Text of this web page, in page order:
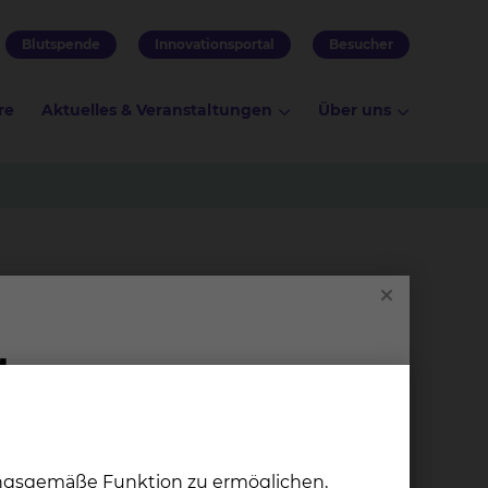
Blutspende Innovationsportal Besucher
Aktuelles & Veranstaltungen Über uns
Funktion zu ermöglichen,